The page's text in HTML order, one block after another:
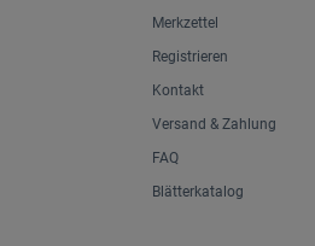
Merkzettel
Registrieren
Kontakt
Versand & Zahlung
FAQ
Blätterkatalog